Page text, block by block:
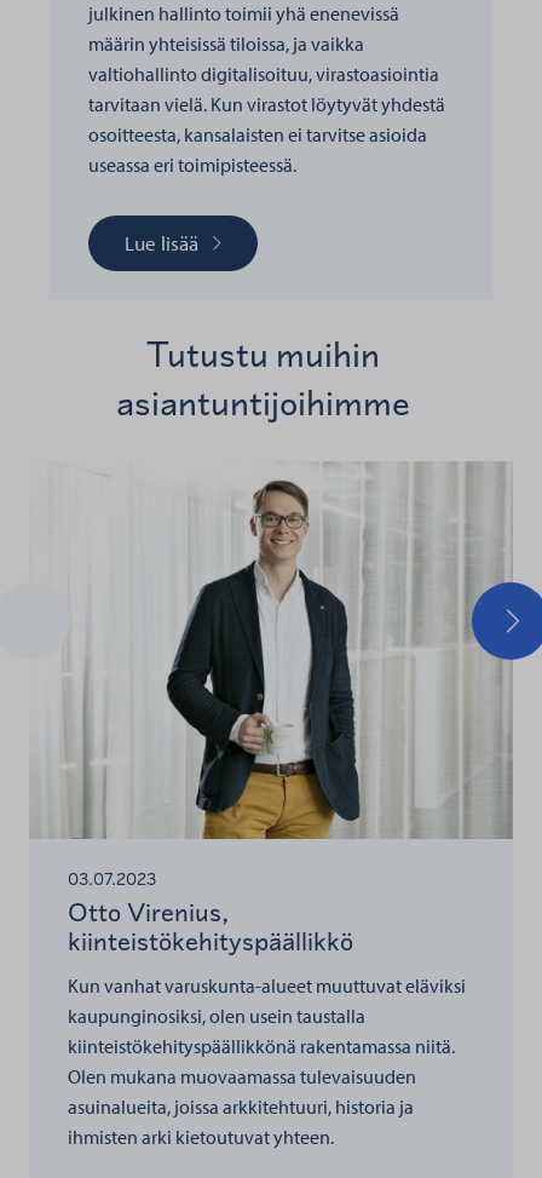
julkinen hallinto toimii yhä enenevissä
määrin yhteisissä tiloissa, ja vaikka
valtiohallinto digitalisoituu, virastoasiointia
tarvitaan vielä. Kun virastot löytyvät yhdestä
osoitteesta, kansalaisten ei tarvitse asioida
useassa eri toimipisteessä.
Lue lisää
Tutustu muihin
asiantuntijoihimme
03.07.2023
Otto Virenius,
kiinteistökehityspäällikkö
Kun vanhat varuskunta-alueet muuttuvat eläviksi
kaupunginosiksi, olen usein taustalla
kiinteistökehityspäällikkönä rakentamassa niitä.
Olen mukana muovaamassa tulevaisuuden
asuinalueita, joissa arkkitehtuuri, historia ja
ihmisten arki kietoutuvat yhteen.